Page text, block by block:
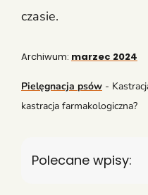
czasie.
Archiwum: marzec 2024
Pielęgnacja psów -
kastracja farmakologiczna?
Polecane wpisy: